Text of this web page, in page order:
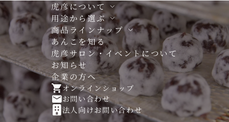
虎彦について
用途から選ぶ
商品ラインナップ
あんこを知る
虎彦サロン・イベントについて
お知らせ
企業の方へ
オンラインショップ
お問い合わせ
法人向けお問い合わせ